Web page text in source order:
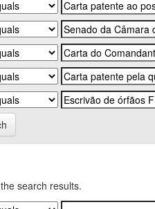
search results.